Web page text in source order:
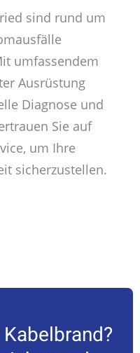
sind rund um
umfassendem
Ausrüstung
Diagnose und
Sie auf
um Ihre
sicherzustellen.